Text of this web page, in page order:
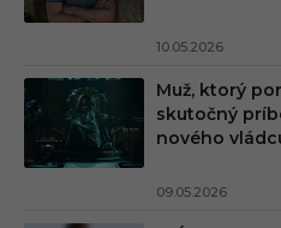
10.05.2026
Muž, ktorý
skutočný
nového
09.05.2026